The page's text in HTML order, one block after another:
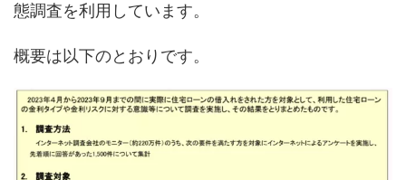
態調査を利用しています。
概要は以下のとおりです。